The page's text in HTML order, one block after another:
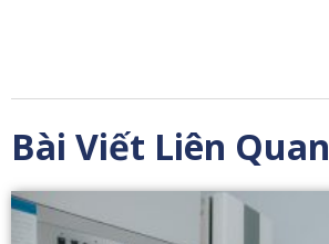
Bài Viết Liên Quan